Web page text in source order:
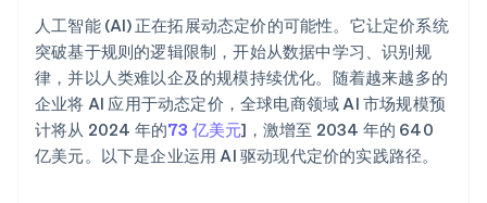
人工智能 (AI) 正在拓展动态定价的可能性。它让定价系统
突破基于规则的逻辑限制，开始从数据中学习、识别规
律，并以人类难以企及的规模持续优化。随着越来越多的
企业将 AI 应用于动态定价，全球电商领域 AI 市场规模预
计将从 2024 年的73 亿美元]，激增至 2034 年的 640
亿美元。以下是企业运用 AI 驱动现代定价的实践路径。